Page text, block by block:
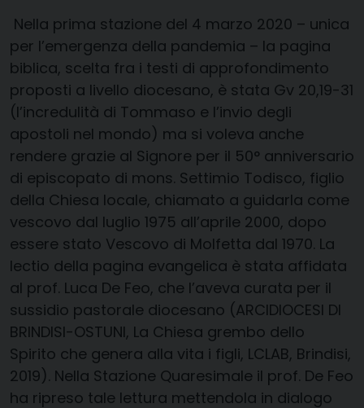
Nella prima stazione del 4 marzo 2020 – unica
per l’emergenza della pandemia – la pagina
biblica, scelta fra i testi di approfondimento
proposti a livello diocesano, è stata Gv 20,19-31
(l’incredulità di Tommaso e l’invio degli
apostoli nel mondo) ma si voleva anche
rendere grazie al Signore per il 50° anniversario
di episcopato di mons. Settimio Todisco, figlio
della Chiesa locale, chiamato a guidarla come
vescovo dal luglio 1975 all’aprile 2000, dopo
essere stato Vescovo di Molfetta dal 1970. La
lectio della pagina evangelica è stata affidata
al prof. Luca De Feo, che l’aveva curata per il
sussidio pastorale diocesano (ARCIDIOCESI DI
BRINDISI-OSTUNI, La Chiesa grembo dello
Spirito che genera alla vita i figli, LCLAB, Brindisi,
2019). Nella Stazione Quaresimale il prof. De Feo
ha ripreso tale lettura mettendola in dialogo